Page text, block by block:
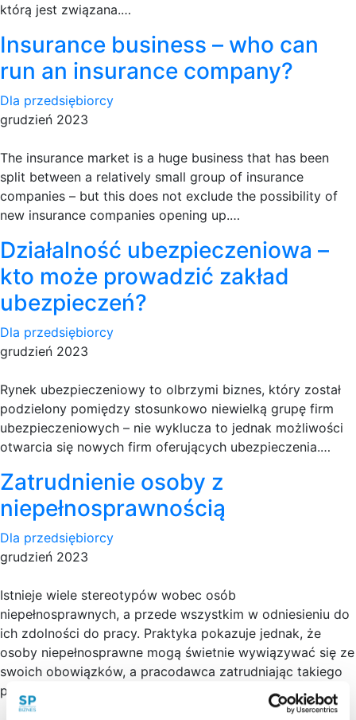
którą jest związana.…
Insurance business – who can
run an insurance company?
Dla przedsiębiorcy
grudzień 2023
The insurance market is a huge business that has been
split between a relatively small group of insurance
companies – but this does not exclude the possibility of
new insurance companies opening up.…
Działalność ubezpieczeniowa –
kto może prowadzić zakład
ubezpieczeń?
Dla przedsiębiorcy
grudzień 2023
Rynek ubezpieczeniowy to olbrzymi biznes, który został
podzielony pomiędzy stosunkowo niewielką grupę firm
ubezpieczeniowych – nie wyklucza to jednak możliwości
otwarcia się nowych firm oferujących ubezpieczenia.…
Zatrudnienie osoby z
niepełnosprawnością
Dla przedsiębiorcy
grudzień 2023
Istnieje wiele stereotypów wobec osób
niepełnosprawnych, a przede wszystkim w odniesieniu do
ich zdolności do pracy. Praktyka pokazuje jednak, że
osoby niepełnosprawne mogą świetnie wywiązywać się ze
swoich obowiązków, a pracodawca zatrudniając takiego
pracownika może uzyskać wiele korzyści.…